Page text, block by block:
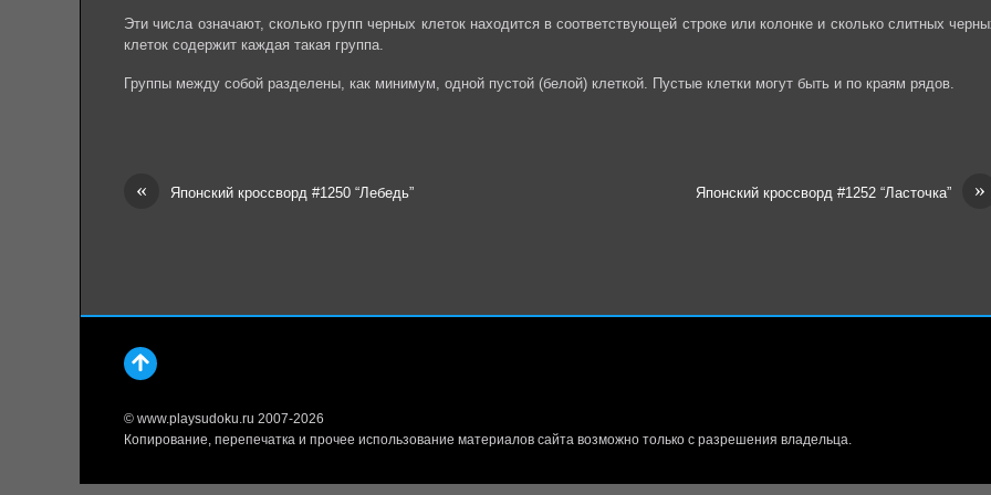
Эти числа означают, сколько групп черных клеток находится в соответствующей строке или колонке и сколько слитных
клеток содержит каждая такая группа.
Группы между собой разделены, как минимум, одной пустой (белой) клеткой. Пустые клетки могут быть и по краям рядов.
« Японский кроссворд #1250 “Лебедь” »
Японский кроссворд #1252 “Ласточка”
© www.playsudoku.ru 2007-2026
Копирование, перепечатка и прочее использование материалов сайта возможно только с разрешения владельца.